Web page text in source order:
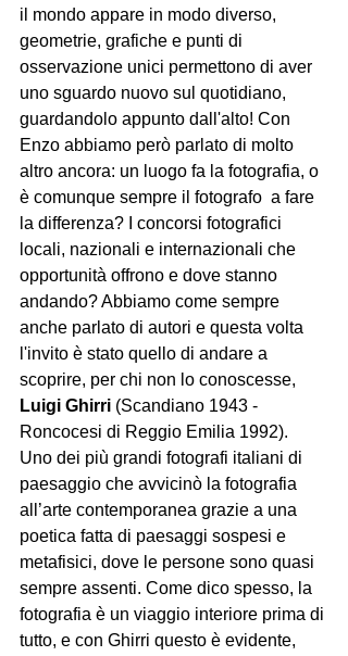
il mondo appare in modo diverso,
geometrie, grafiche e punti di
osservazione unici permettono di aver
uno sguardo nuovo sul quotidiano,
guardandolo appunto dall'alto! Con
Enzo abbiamo però parlato di molto
altro ancora: un luogo fa la fotografia, o
è comunque sempre il fotografo  a fare
la differenza? I concorsi fotografici
locali, nazionali e internazionali che
opportunità offrono e dove stanno
andando? Abbiamo come sempre
anche parlato di autori e questa volta
l'invito è stato quello di andare a
scoprire, per chi non lo conoscesse,
Luigi Ghirri (Scandiano 1943 -
Roncocesi di Reggio Emilia 1992).
Uno dei più grandi fotografi italiani di
paesaggio che avvicinò la fotografia
all’arte contemporanea grazie a una
poetica fatta di paesaggi sospesi e
metafisici, dove le persone sono quasi
sempre assenti. Come dico spesso, la
fotografia è un viaggio interiore prima di
tutto, e con Ghirri questo è evidente,